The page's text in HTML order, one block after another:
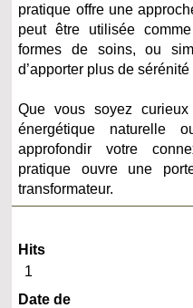
pratique offre une
peut être utilisée
formes de soins, ou
d’apporter plus de
Que vous soyez
énergétique naturelle
approfondir votre
pratique ouvre une
transformateur.
Hits
1
Date de